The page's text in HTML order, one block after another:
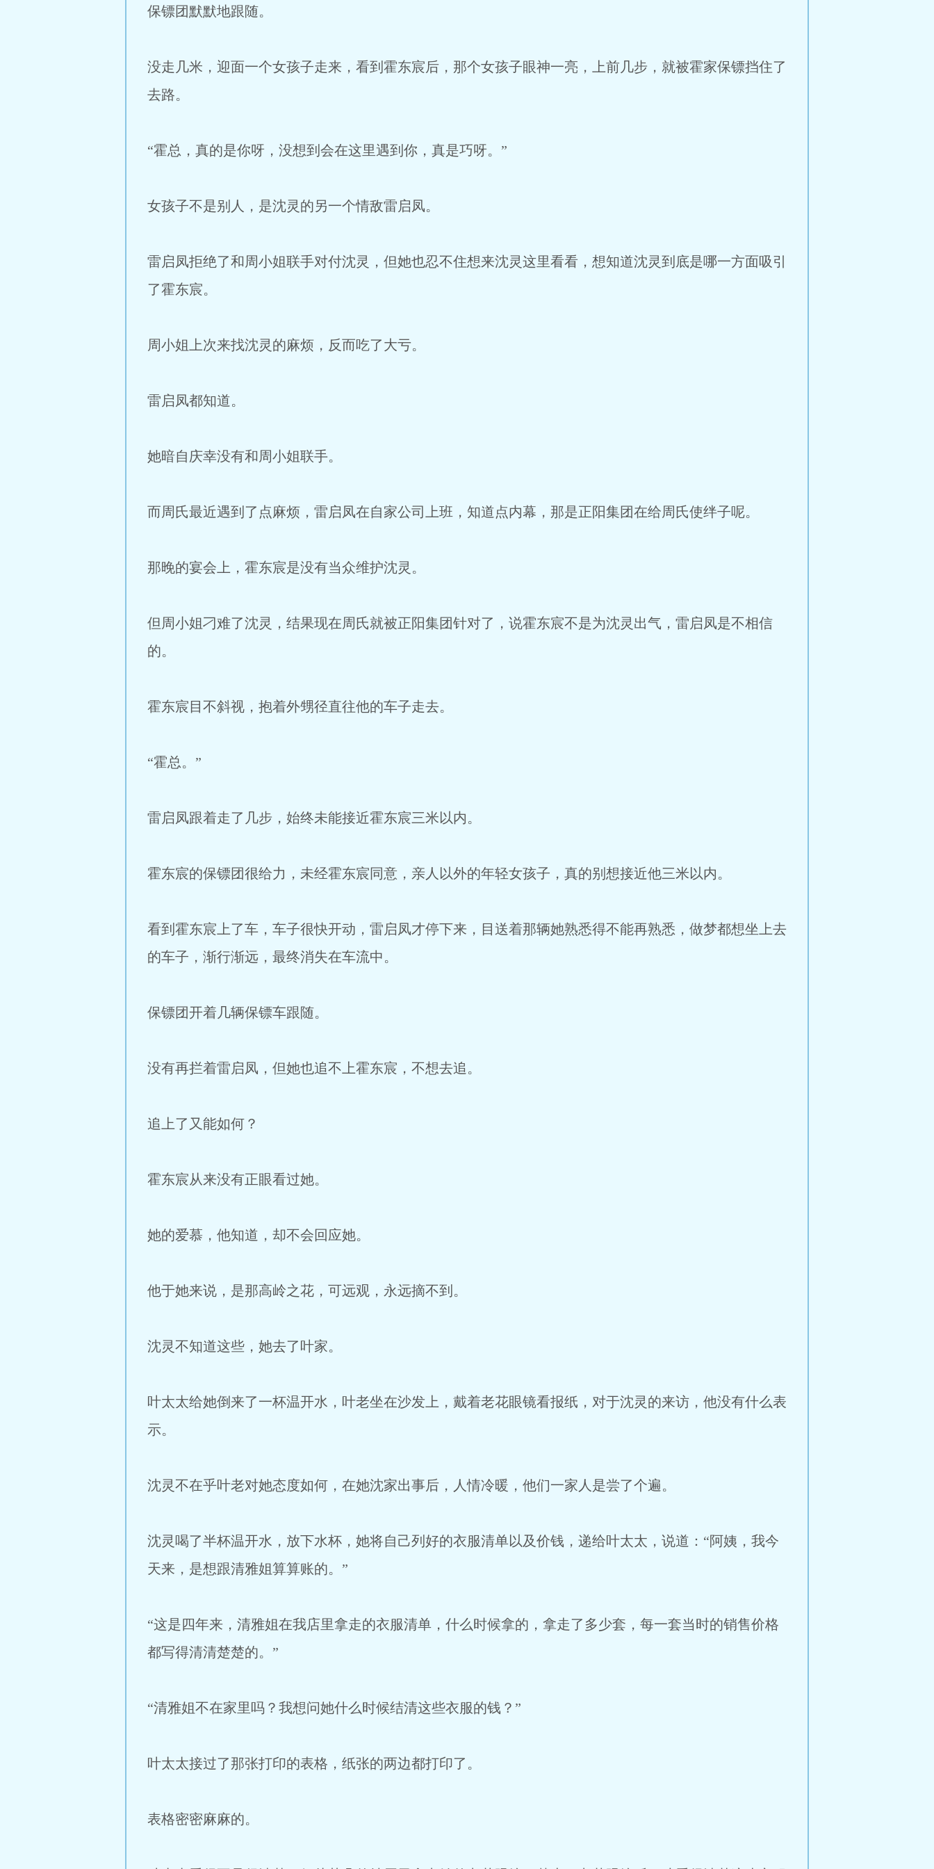
保镖团默默地跟随。
没走几米，迎面一个女孩子走来，看到霍东宸后，那个女孩子眼神一亮，上前几步，就被霍家保镖挡住了
去路。
“霍总，真的是你呀，没想到会在这里遇到你，真是巧呀。”
女孩子不是别人，是沈灵的另一个情敌雷启凤。
雷启凤拒绝了和周小姐联手对付沈灵，但她也忍不住想来沈灵这里看看，想知道沈灵到底是哪一方面吸引
了霍东宸。
周小姐上次来找沈灵的麻烦，反而吃了大亏。
雷启凤都知道。
她暗自庆幸没有和周小姐联手。
而周氏最近遇到了点麻烦，雷启凤在自家公司上班，知道点内幕，那是正阳集团在给周氏使绊子呢。
那晚的宴会上，霍东宸是没有当众维护沈灵。
但周小姐刁难了沈灵，结果现在周氏就被正阳集团针对了，说霍东宸不是为沈灵出气，雷启凤是不相信
的。
霍东宸目不斜视，抱着外甥径直往他的车子走去。
“霍总。”
雷启凤跟着走了几步，始终未能接近霍东宸三米以内。
霍东宸的保镖团很给力，未经霍东宸同意，亲人以外的年轻女孩子，真的别想接近他三米以内。
看到霍东宸上了车，车子很快开动，雷启凤才停下来，目送着那辆她熟悉得不能再熟悉，做梦都想坐上去
的车子，渐行渐远，最终消失在车流中。
保镖团开着几辆保镖车跟随。
没有再拦着雷启凤，但她也追不上霍东宸，不想去追。
追上了又能如何？
霍东宸从来没有正眼看过她。
她的爱慕，他知道，却不会回应她。
他于她来说，是那高岭之花，可远观，永远摘不到。
沈灵不知道这些，她去了叶家。
叶太太给她倒来了一杯温开水，叶老坐在沙发上，戴着老花眼镜看报纸，对于沈灵的来访，他没有什么表
示。
沈灵不在乎叶老对她态度如何，在她沈家出事后，人情冷暖，他们一家人是尝了个遍。
沈灵喝了半杯温开水，放下水杯，她将自己列好的衣服清单以及价钱，递给叶太太，说道：“阿姨，我今
天来，是想跟清雅姐算算账的。”
“这是四年来，清雅姐在我店里拿走的衣服清单，什么时候拿的，拿走了多少套，每一套当时的销售价格
都写得清清楚楚的。”
“清雅姐不在家里吗？我想问她什么时候结清这些衣服的钱？”
叶太太接过了那张打印的表格，纸张的两边都打印了。
表格密密麻麻的。